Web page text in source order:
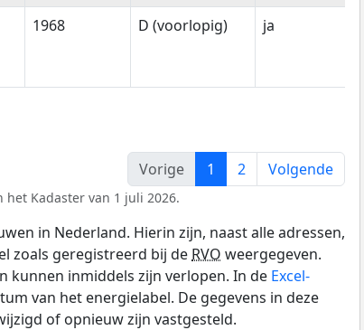
1968 D (voorlopig) ja
Vorige
1 2 Volgende
het Kadaster van 1 juli 2026.
in Nederland. Hierin zijn, naast alle adressen,
zoals geregistreerd bij de RVO weergegeven.
kunnen inmiddels zijn verlopen. In de Excel-
van het energielabel. De gegevens in deze
of opnieuw zijn vastgesteld.